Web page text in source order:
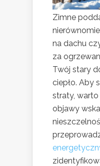
Zimne
na dachu
za
Twój stary
ciepło. Aby
straty,
objawy